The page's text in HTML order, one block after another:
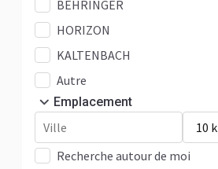
BEHRINGER
HORIZON
KALTENBACH
Autre
Emplacement
Recherche autour de moi